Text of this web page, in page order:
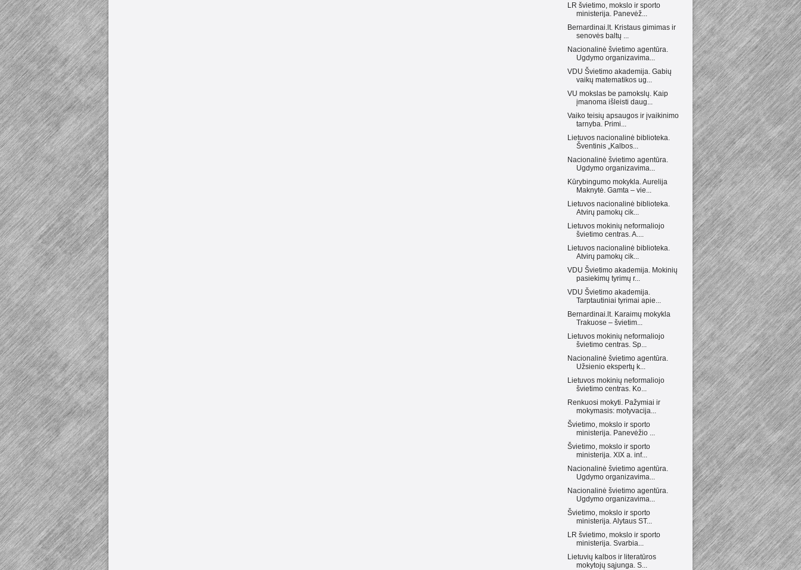
LR švietimo, mokslo ir sporto
ministerija. Panevėž...
Bernardinai.lt. Kristaus gimimas ir
senovės baltų ...
Nacionalinė švietimo agentūra.
Ugdymo organizavima...
VDU Švietimo akademija. Gabių
vaikų matematikos ug...
VU mokslas be pamokslų. Kaip
įmanoma išleisti daug...
Vaiko teisių apsaugos ir įvaikinimo
tarnyba. Primi...
Lietuvos nacionalinė biblioteka.
Šventinis „Kalbos...
Nacionalinė švietimo agentūra.
Ugdymo organizavima...
Kūrybingumo mokykla. Aurelija
Maknytė. Gamta – vie...
Lietuvos nacionalinė biblioteka.
Atvirų pamokų cik...
Lietuvos mokinių neformaliojo
švietimo centras. A....
Lietuvos nacionalinė biblioteka.
Atvirų pamokų cik...
VDU Švietimo akademija. Mokinių
pasiekimų tyrimų r...
VDU Švietimo akademija.
Tarptautiniai tyrimai apie...
Bernardinai.lt. Karaimų mokykla
Trakuose – švietim...
Lietuvos mokinių neformaliojo
švietimo centras. Sp...
Nacionalinė švietimo agentūra.
Užsienio ekspertų k...
Lietuvos mokinių neformaliojo
švietimo centras. Ko...
Renkuosi mokyti. Pažymiai ir
mokymasis: motyvacija...
Švietimo, mokslo ir sporto
ministerija. Panevėžio ...
Švietimo, mokslo ir sporto
ministerija. XIX a. inf...
Nacionalinė švietimo agentūra.
Ugdymo organizavima...
Nacionalinė švietimo agentūra.
Ugdymo organizavima...
Švietimo, mokslo ir sporto
ministerija. Alytaus ST...
LR švietimo, mokslo ir sporto
ministerija. Svarbia...
Lietuvių kalbos ir literatūros
mokytojų sąjunga. S...